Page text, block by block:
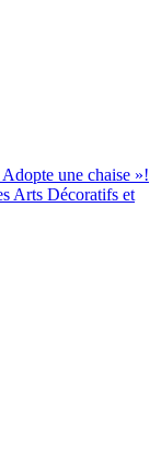
Adopte une chaise »!
Arts Décoratifs et